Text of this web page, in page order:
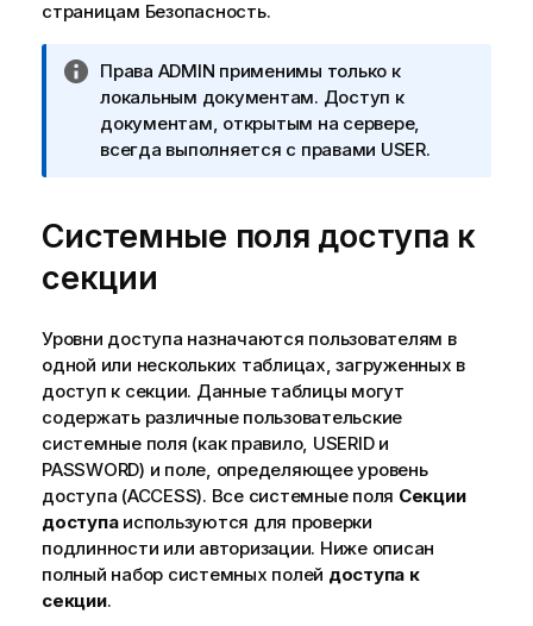
страницам Безопасность.
П
р
и
м
а
н
и
к
и
н
ф
о
р
м
а
ц
и
и
Права ADMIN применимы только к
локальным документам. Доступ к
документам, открытым на сервере,
всегда выполняется с правами USER.
Системные поля доступа к
секции
Уровни доступа назначаются пользователям в
одной или нескольких таблицах, загруженных в
доступ к секции. Данные таблицы могут
содержать различные пользовательские
системные поля (как правило, USERID и
PASSWORD) и поле, определяющее уровень
доступа (ACCESS). Все системные поля Секции
доступаиспользуются для проверки
подлинности или авторизации. Ниже описан
полный набор системных полей доступа к
секции.